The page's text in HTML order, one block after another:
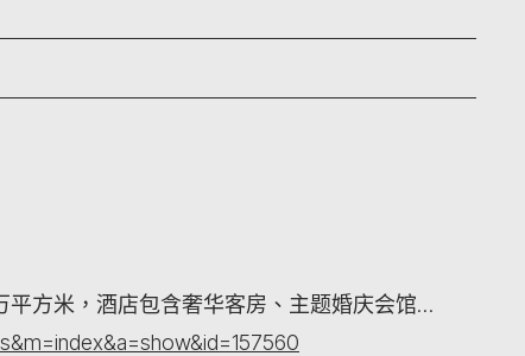
平方米，酒店包含奢华客房、主题婚庆会馆…